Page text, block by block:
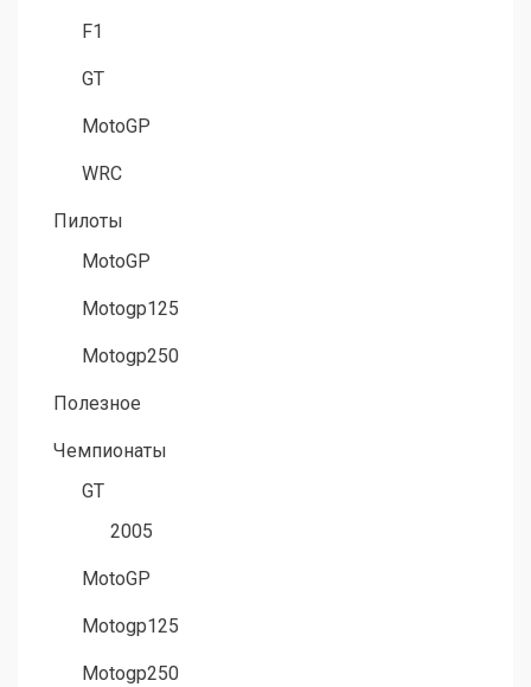
F1
GT
MotoGP
WRC
Пилоты
MotoGP
Motogp125
Motogp250
Полезное
Чемпионаты
GT
2005
MotoGP
Motogp125
Motogp250